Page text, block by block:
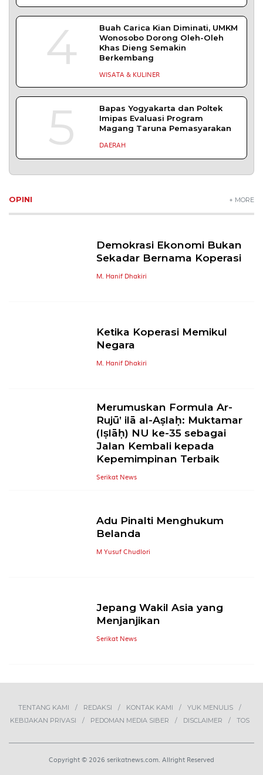
4
Buah Carica Kian Diminati, UMKM
Wonosobo Dorong Oleh-Oleh
Khas Dieng Semakin
Berkembang
WISATA & KULINER
5
Bapas Yogyakarta dan Poltek
Imipas Evaluasi Program
Magang Taruna Pemasyarakan
DAERAH
OPINI + MORE
Demokrasi Ekonomi Bukan
Sekadar Bernama Koperasi
M. Hanif Dhakiri
Ketika Koperasi Memikul
Negara
M. Hanif Dhakiri
Merumuskan Formula Ar-
Rujū’ ilā al-Aṣlaḥ: Muktamar
(Iṣlāḥ) NU ke-35 sebagai
Jalan Kembali kepada
Kepemimpinan Terbaik
Serikat News
Adu Pinalti Menghukum
Belanda
M Yusuf Chudlori
Jepang Wakil Asia yang
Menjanjikan
Serikat News
TENTANG KAMI REDAKSI KONTAK KAMI
YUK MENULIS
KEBIJAKAN PRIVASI
PEDOMAN MEDIA SIBER DISCLAIMER TOS
Copyright © 2026 serikatnews.com. Allright Reserved